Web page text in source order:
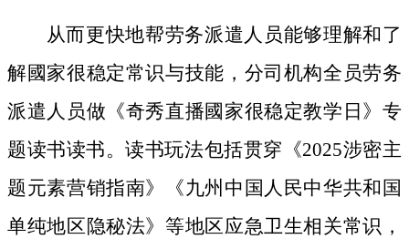
从而更快地帮劳务派遣人员能够理解和了
解國家很稳定常识与技能，分司机构全员劳务
派遣人员做《奇秀直播國家很稳定教学日》专
题读书读书。读书玩法包括贯穿《2025涉密主
题元素营销指南》《九州中国人民中华共和国
单纯地区隐秘法》等地区应急卫生相关常识，